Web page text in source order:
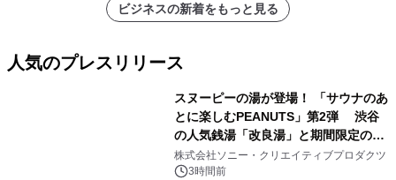
ビジネスの新着をもっと見る
人気のプレスリリース
スヌーピーの湯が登場！ 「サウナのあ
とに楽しむPEANUTS」第2弾 渋谷
の人気銭湯「改良湯」と期間限定のコ
ラボレーション サウナイキタイコラ
ボグッズも発売決定！
株式会社ソニー・クリエイティブプロダクツ
3時間前